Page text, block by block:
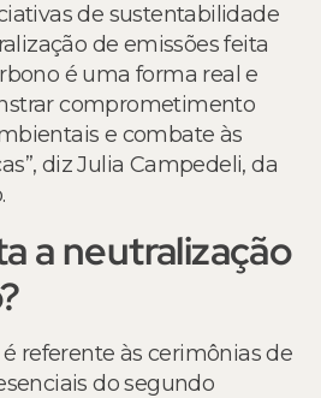
de sustentabilidade
de emissões feita
é uma forma real e
comprometimento
e combate às
diz Julia Campedeli, da
a neutralização
referente às cerimônias de
do segundo